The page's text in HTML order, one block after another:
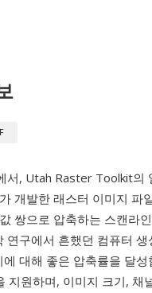
서, Utah Raster Toolkit의
개발한 래스터 이미지 파
쌍으로 압축하는 스캔라
구에서 흔했던 컴퓨터 생
대해 좋은 압축률을 달성
지원하며, 이미지 크기, 채